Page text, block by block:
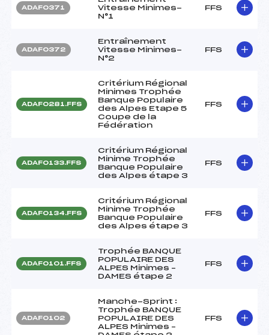
ADAF0371
Vitesse Minimes-
N°1
FFS
ADAF0372
Entraînement
Vitesse Minimes-
N°2
FFS
ADAF0281.FFS
Critérium Régional
Minimes Trophée
Banque Populaire
des Alpes Etape 5
Coupe de la
Fédération
FFS
ADAF0133.FFS
Critérium Régional
Minime Trophée
Banque Populaire
des Alpes étape 3
FFS
ADAF0134.FFS
Critérium Régional
Minime Trophée
Banque Populaire
des Alpes étape 3
FFS
ADAF0101.FFS
Trophée BANQUE
POPULAIRE DES
ALPES Minimes –
DAMES étape 2
FFS
ADAF0102
Manche-Sprint :
Trophée BANQUE
POPULAIRE DES
ALPES Minimes –
FFS